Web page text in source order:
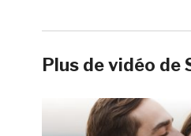
Plus de vidéo de